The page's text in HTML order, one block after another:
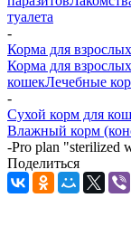
туалета
-
Корма для
Корма для
кошекЛечебные
-
Сухой корм для
Влажный корм
-Pro plan "sterilized
Поделиться